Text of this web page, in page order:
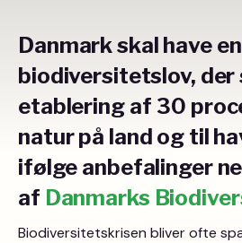
Danmark skal have en
biodiversitetslov, der
etablering af 30
natur på land og til
ifølge anbefalinger
af Danmarks
Biodiversitetskrisen bliver ofte